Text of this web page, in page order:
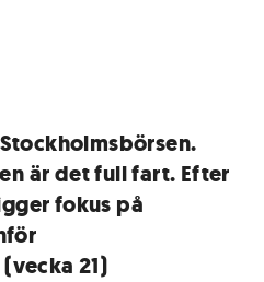
är det full fart. Efter
fokus på
21)